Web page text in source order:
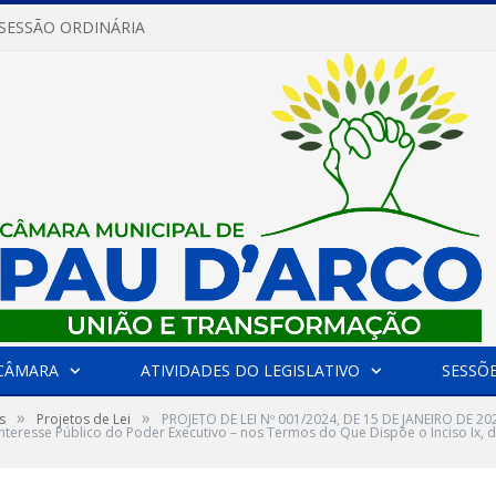
ORDINÁRIA
ATIVIDADES DO LEGISLATIVO
» Projetos de Lei » PROJETO DE LEI Nº 001/2024, DE 15 DE JANEIRO
Público do Poder Executivo – nos Termos do Que Dispõe o Inciso Ix,